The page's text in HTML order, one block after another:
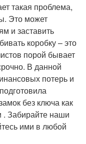
такая проблема,
Это может
и заставить
коробку – это
порой бывает
В данной
потерь и
без ключа как
. Забирайте наши
ими в любой